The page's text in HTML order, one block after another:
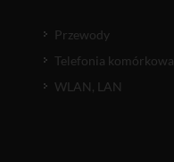
Przewody
Telefonia komórkowa
WLAN, LAN